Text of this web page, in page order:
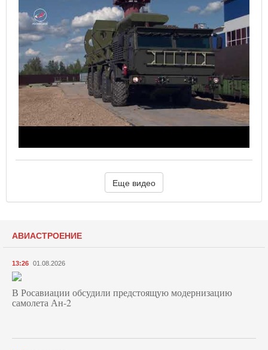
Еще видео
АВИАСТРОЕНИЕ
13:26 01.08.2026
В Росавиации обсудили предстоящую модернизацию
самолета Ан-2